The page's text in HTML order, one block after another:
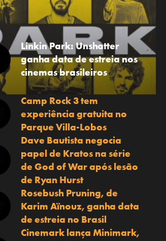
Linkin Park: Unshatter
ganha data de estreia nos
cinemas brasileiros
Camp Rock 3 tem
experiência gratuita no
Parque Villa-Lobos
Dave Bautista negocia
papel de Kratos na série
de God of War após lesão
de Ryan Hurst
Rosebush Pruning, de
Karim Aïnouz, ganha data
de estreia no Brasil
Cinemark lança Minimark,